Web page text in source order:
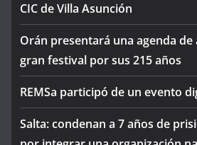
CIC de Villa Asunción
Orán presentará una agenda de
gran festival por sus 215 años
REMSa participó de un evento
Salta: condenan a 7 años de